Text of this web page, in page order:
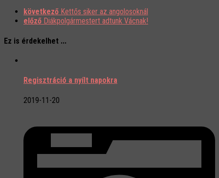
következő Kettős siker az angolosoknál
előző Diákpolgármestert adtunk Vácnak!
Ez is érdekelhet ...
Regisztráció a nyílt napokra
2019-11-20